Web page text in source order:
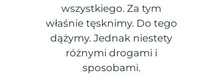
wszystkiego. Za tym
właśnie tęsknimy. Do tego
dążymy. Jednak niestety
różnymi drogami i
sposobami.